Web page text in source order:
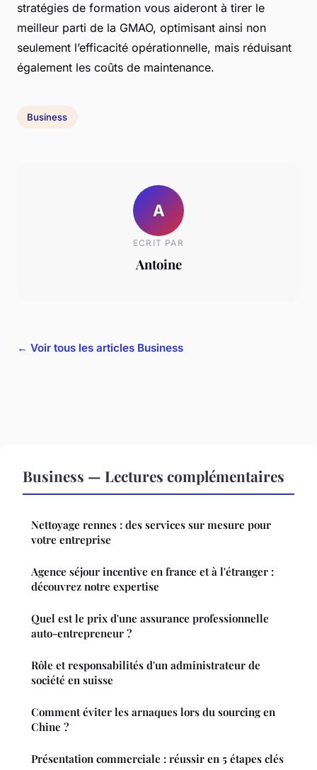
stratégies de formation vous aideront à tirer le
meilleur parti de la GMAO, optimisant ainsi non
seulement l’efficacité opérationnelle, mais réduisant
également les coûts de maintenance.
Business
A
ECRIT PAR
Antoine
← Voir tous les articles Business
Business — Lectures complémentaires
Nettoyage rennes : des services sur mesure pour
votre entreprise
Agence séjour incentive en france et à l'étranger :
découvrez notre expertise
Quel est le prix d'une assurance professionnelle
auto-entrepreneur ?
Rôle et responsabilités d'un administrateur de
société en suisse
Comment éviter les arnaques lors du sourcing en
Chine ?
Présentation commerciale : réussir en 5 étapes clés